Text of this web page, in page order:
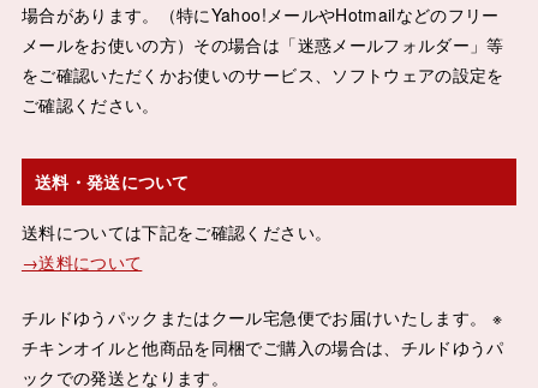
場合があります。（特にYahoo!メールやHotmailなどのフリー
メールをお使いの方）その場合は「迷惑メールフォルダー」等
をご確認いただくかお使いのサービス、ソフトウェアの設定を
ご確認ください。
送料・発送について
送料については下記をご確認ください。
→送料について
チルドゆうパックまたはクール宅急便でお届けいたします。 ※
チキンオイルと他商品を同梱でご購入の場合は、チルドゆうパ
ックでの発送となります。